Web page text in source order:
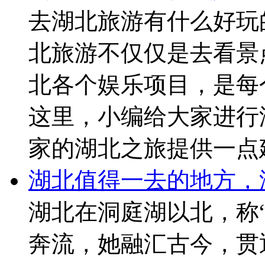
去湖北旅游有什么好
北旅游不仅仅是去看
北各个娱乐项目，是
这里，小编给大家进
家的湖北之旅提供一
湖北值得一去的地方
湖北在洞庭湖以北，
奔流，她融汇古今，